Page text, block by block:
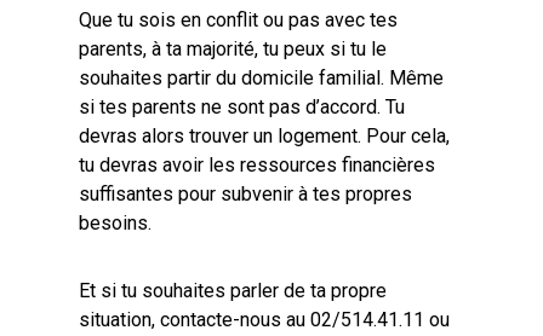
Que tu sois en conflit ou pas avec tes
parents, à ta majorité, tu peux si tu le
souhaites partir du domicile familial. Même
si tes parents ne sont pas d’accord. Tu
devras alors trouver un logement. Pour cela,
tu devras avoir les ressources financières
suffisantes pour subvenir à tes propres
besoins.
Et si tu souhaites parler de ta propre
situation, contacte-nous au 02/514.41.11 ou